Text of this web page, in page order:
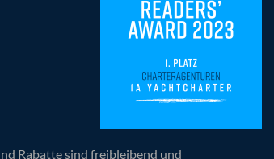
Rabatte sind freibleibend und